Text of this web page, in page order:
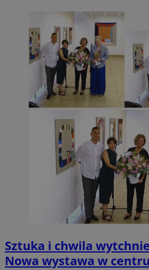
Sztuka i chwila
Nowa wystawa w